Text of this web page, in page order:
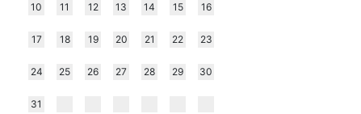
10 11 12 13 14 15 16
17 18 19 20 21 22 23
24 25 26 27 28 29 30
31